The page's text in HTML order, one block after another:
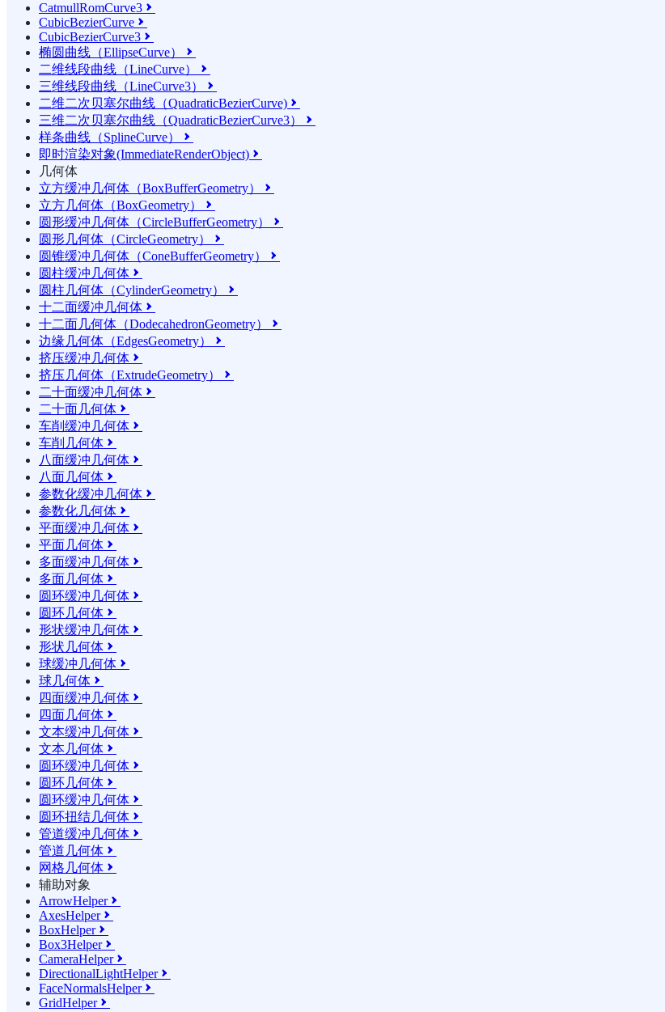
CatmullRomCurve3 
CubicBezierCurve 
CubicBezierCurve3 
椭圆曲线（EllipseCurve） 
二维线段曲线（LineCurve） 
三维线段曲线（LineCurve3） 
二维二次贝塞尔曲线（QuadraticBezierCurve) 
三维二次贝塞尔曲线（QuadraticBezierCurve3） 
样条曲线（SplineCurve） 
即时渲染对象(ImmediateRenderObject) 
几何体
立方缓冲几何体（BoxBufferGeometry）

立方几何体（BoxGeometry） 
圆形缓冲几何体（CircleBufferGeometry） 
圆形几何体（CircleGeometry） 
圆锥缓冲几何体（ConeBufferGeometry） 
圆柱缓冲几何体 
圆柱几何体（CylinderGeometry） 
十二面缓冲几何体 
十二面几何体（DodecahedronGeometry） 
边缘几何体（EdgesGeometry） 
挤压缓冲几何体 
挤压几何体（ExtrudeGeometry） 
二十面缓冲几何体 
二十面几何体 
车削缓冲几何体 
车削几何体 
八面缓冲几何体 
八面几何体 
参数化缓冲几何体 
参数化几何体 
平面缓冲几何体 
平面几何体 
多面缓冲几何体 
多面几何体 
圆环缓冲几何体 
圆环几何体 
形状缓冲几何体 
形状几何体 
球缓冲几何体 
球几何体 
四面缓冲几何体 
四面几何体 
文本缓冲几何体 
文本几何体 
圆环缓冲几何体 
圆环几何体 
圆环缓冲几何体 
圆环扭结几何体 
管道缓冲几何体 
管道几何体 
网格几何体 
辅助对象
ArrowHelper
AxesHelper
BoxHelper
Box3Helper
CameraHelper
DirectionalLightHelper
FaceNormalsHelper
GridHelper